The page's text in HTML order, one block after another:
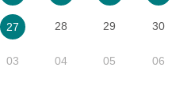
27 28 29 30
03 04 05 06